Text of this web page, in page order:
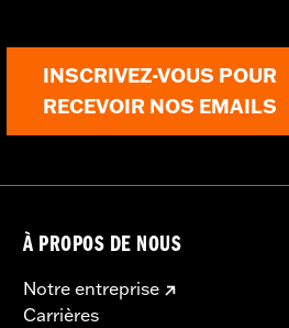
vous chez votre
INSCRIVEZ-VOUS POUR
RECEVOIR NOS EMAILS
À PROPOS DE NOUS
Notre entreprise
Carrières